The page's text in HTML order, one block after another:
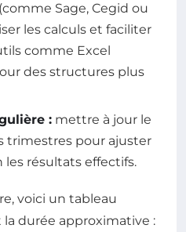
Sage, Cegid ou
les calculs et faciliter
comme Excel
des structures plus
: mettre à jour le
trimestres pour ajuster
les résultats effectifs.
voici un tableau
durée approximative :